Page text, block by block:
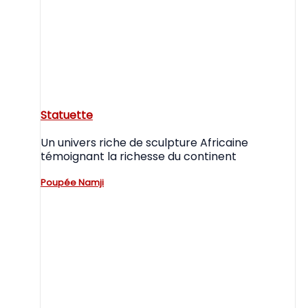
Statuette
Un univers riche de sculpture Africaine
témoignant la richesse du continent
Poupée Namji